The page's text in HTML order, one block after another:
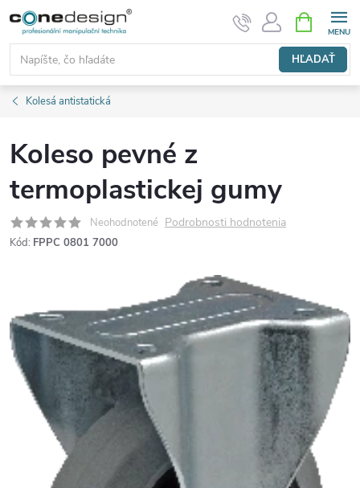
Prejsť
obsah
HĽADAŤ
KOŠÍK
Kolesá antistatická
Koleso pevné z
termoplastickej gumy
Neohodnotené Podrobnosti hodnotenia
Kód: FPPC 0801 7000